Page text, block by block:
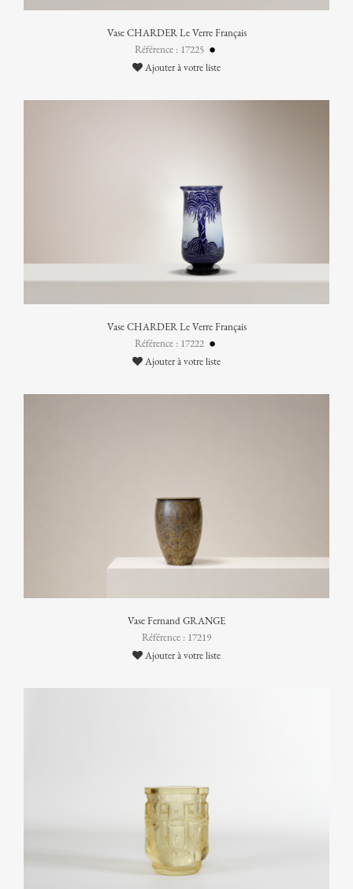
Vase CHARDER Le Verre Français
Référence : 17225
Ajouter à votre liste
Vase CHARDER Le Verre Français
Référence : 17222
Ajouter à votre liste
Vase Fernand GRANGE
Référence : 17219
Ajouter à votre liste